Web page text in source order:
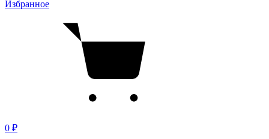
Избранное
0 ₽